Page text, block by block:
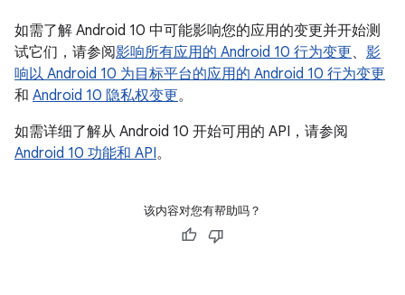
如需了解 Android 10 中可能影响您的应用的变更并开始测
试它们，请参阅影响所有应用的 Android 10 行为变更、 影
响以 Android 10 为目标平台的应用的 Android 10 行为变更
和 Android 10 隐私权变更。
如需详细了解从 Android 10 开始可用的 API，请参阅
Android 10 功能和 API。
该内容对您有帮助吗？